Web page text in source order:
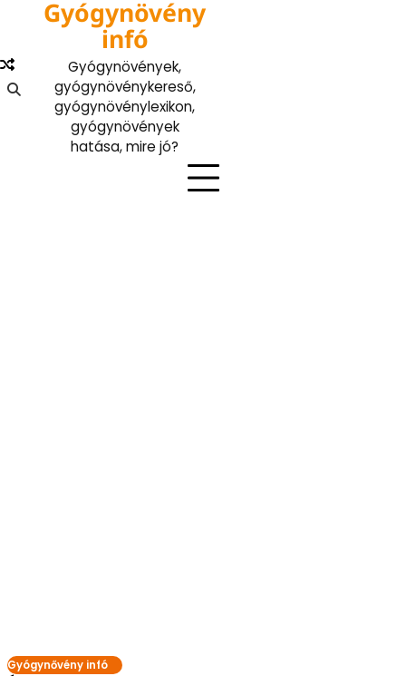
content
Gyógynövény
infó
Gyógynövények,
gyógynövénykereső,
gyógynövénylexikon,
gyógynövények
hatása, mire jó?
Gyógynővény infó